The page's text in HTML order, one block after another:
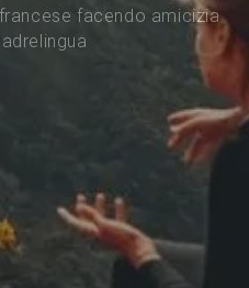
facendo amicizia